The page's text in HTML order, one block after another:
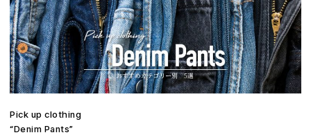
Pick up clothing
“Denim Pants”